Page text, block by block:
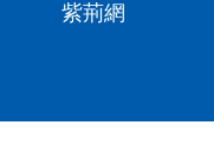
紫荊網